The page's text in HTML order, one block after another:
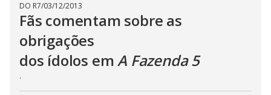
DO R7/03/12/2013
Fãs comentam sobre as
obrigações
dos ídolos emA Fazenda 5
.